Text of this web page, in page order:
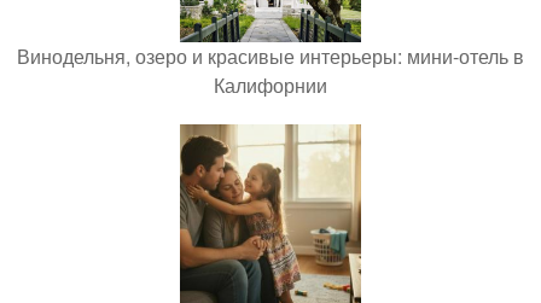
Винодельня, озеро и красивые интерьеры: мини-отель в
Калифорнии